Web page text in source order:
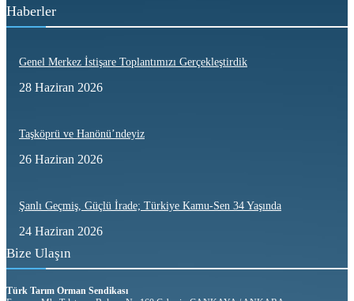
Haberler
Genel Merkez İstişare Toplantımızı Gerçekleştirdik
28 Haziran 2026
Taşköprü ve Hanönü’ndeyiz
26 Haziran 2026
Şanlı Geçmiş, Güçlü İrade; Türkiye Kamu-Sen 34 Yaşında
24 Haziran 2026
Bize Ulaşın
Türk Tarım Orman Sendikası